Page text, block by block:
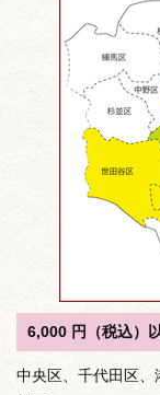
6,000 円（税込）
中央区、千代田区